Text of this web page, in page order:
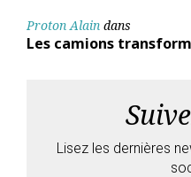
Proton Alain dans
Les camions
Lisez les dernières